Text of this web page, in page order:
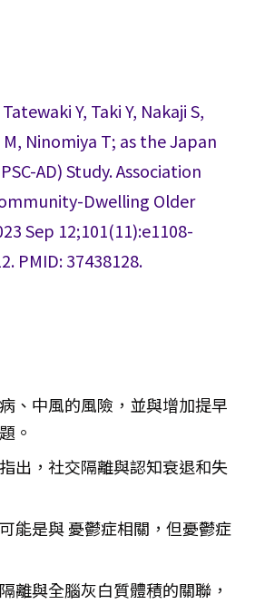
Y, Taki Y, Nakaji S,
Ninomiya T; as the Japan
AD) Study. Association
Dwelling Older
Sep 12;101(11):e1108-
PMID: 37438128.
、中風的風險，並與增加提早
。
出，社交隔離與認知衰退和失
能是與 憂鬱症相關，但憂鬱症
離與全腦灰白質體積的關聯，